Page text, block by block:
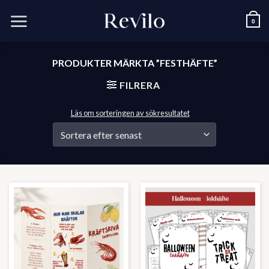
0
PRODUKTER MÄRKTA ”FESTHÄFTE”
FILRERA
Läs om sorteringen av sökresultatet